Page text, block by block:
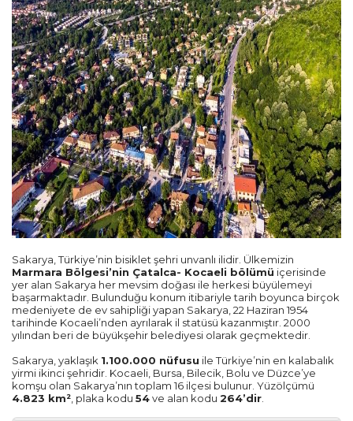
Sakarya, Türkiye’nin bisiklet şehri unvanlı ilidir. Ülkemizin
Marmara Bölgesi’nin Çatalca- Kocaeli bölümü içerisinde
yer alan Sakarya her mevsim doğası ile herkesi büyülemeyi
başarmaktadır. Bulunduğu konum itibariyle tarih boyunca birçok
medeniyete de ev sahipliği yapan Sakarya, 22 Haziran 1954
tarihinde Kocaeli’nden ayrılarak il statüsü kazanmıştır. 2000
yılından beri de büyükşehir belediyesi olarak geçmektedir.
Sakarya, yaklaşık 1.100.000 nüfusu ile Türkiye’nin en kalabalık
yirmi ikinci şehridir. Kocaeli, Bursa, Bilecik, Bolu ve Düzce’ye
komşu olan Sakarya’nın toplam 16 ilçesi bulunur. Yüzölçümü
4.823 km² , plaka kodu 54ve alan kodu 264’dir
Rize
Mersin
Manisa
Samsun
Ordu
Zonguldak
Hatay
Malatya
Tekirdağ
Edirne